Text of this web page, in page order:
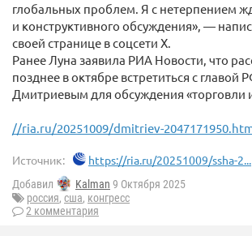
глобальных проблем. Я с нетерпением
и конструктивного обсуждения», —
своей странице в соцсети X.
Ранее Луна заявила РИА Новости, что
позднее в октябре встретиться с
Дмитриевым для обсуждения «торговли
//ria.ru/20251009/dmitriev-
Источник: https://ria.ru/20251009/ssha-2...
Добавил Kalman 9 Октября 2025
россия, сша, конгресс
2 комментария